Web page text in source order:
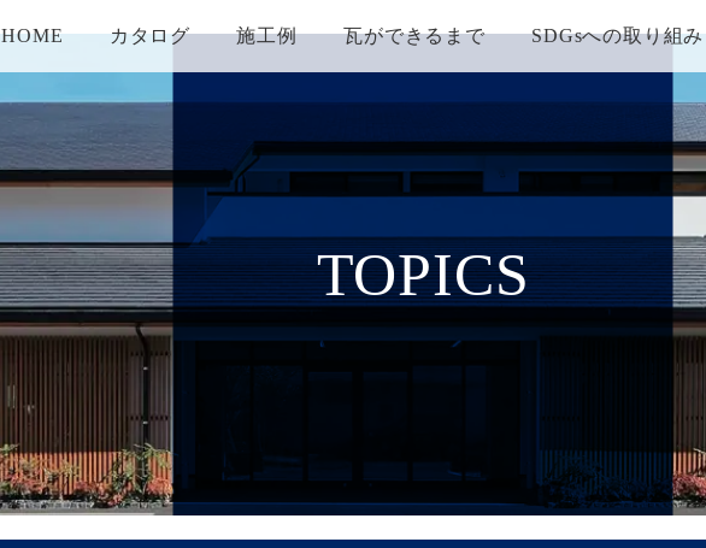
HOME カタログ 施工例 瓦ができるまで SDGsへの取り組み
TOPICS